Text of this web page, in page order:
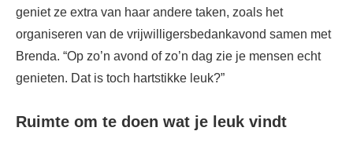
geniet ze extra van haar andere taken, zoals het
organiseren van de vrijwilligersbedankavond samen met
Brenda. “Op zo’n avond of zo’n dag zie je mensen echt
genieten. Dat is toch hartstikke leuk?”
Ruimte om te doen wat je leuk vindt